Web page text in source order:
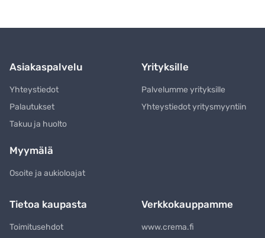
Asiakaspalvelu
Yhteystiedot
Palautukset
Takuu ja huolto
Yrityksille
Palvelumme yrityksille
Yhteystiedot yritysmyyntiin
Myymälä
Osoite ja aukioloajat
Tietoa kaupasta
Toimitusehdot
Verkkokauppamme
www.crema.fi